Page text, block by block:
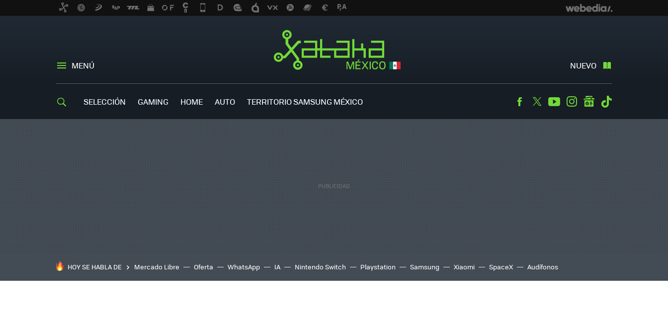
MENÚ NUEVO
SELECCIÓN GAMING HOME AUTO TERRITORIO SAMSUNG MÉXICO Facebook
TwitterYoutubeInstagramgooglenews
HOY SE HABLA DE Mercado Libre Oferta WhatsApp IA Nintendo Switch Playstation Samsung Xiaomi SpaceX Audífonos